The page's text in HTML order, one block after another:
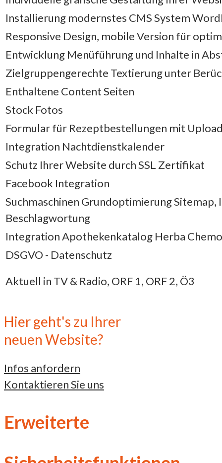
Installierung modernstes CMS System
Responsive Design, mobile Version für
Entwicklung Menüführung und Inhalte in
Zielgruppengerechte Textierung unter
Enthaltene Content Seiten
Stock Fotos
Formular für Rezeptbestellungen mit
Integration Nachtdienstkalender
Schutz Ihrer Website durch SSL Zertifikat
Facebook Integration
Suchmaschinen Grundoptimierung Sitemap,
Beschlagwortung
Integration Apothekenkatalog Herba
DSGVO - Datenschutz
Aktuell in TV & Radio, ORF 1, ORF 2, Ö3
Hier geht's zu Ihrer
neuen Website?
Infos anfordern
Kontaktieren Sie uns
Erweiterte